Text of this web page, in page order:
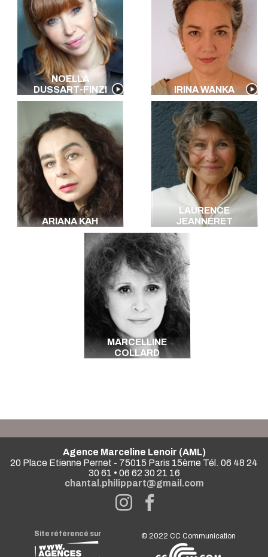
NOELLA
DUSSART-FINZI
IRINA WANKA
ARIANA KAH
LAURENCE
JEANNERET
MARCELLINE
COLLARD
Agence Marceline Lenoir (AML)
20 Place Etienne Pernet - 75015 Paris 15ème Tél. 06 48 24
30 61 • 06 62 30 21 16
chantal.philippart@gmail.com
Site référencé sur © 2022CC Communication